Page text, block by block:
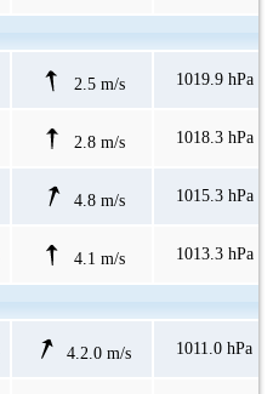
2.5 m/s 1019.9 hPa
2.8 m/s 1018.3 hPa
4.8 m/s 1015.3 hPa
4.1 m/s 1013.3 hPa
4.2.0 m/s 1011.0 hPa